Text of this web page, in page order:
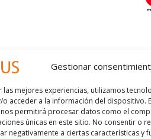
Gestionar
las mejores experiencias, utilizamos
o acceder a la información del dispositivo.
permitirá procesar datos como el
únicas en este sitio. No consentir o
negativamente a ciertas características y